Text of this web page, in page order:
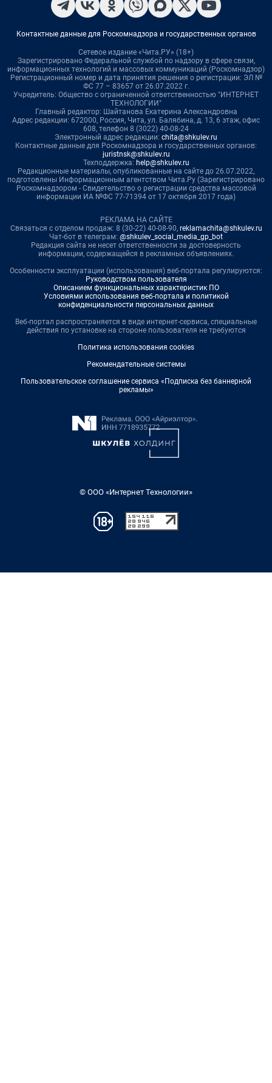
Контактные данные для Роскомнадзора и государственных органов
Сетевое издание «Чита.РУ» (18+)
Зарегистрировано Федеральной службой по надзору в сфере связи,
информационных технологий и массовых коммуникаций (Роскомнадзор)
Регистрационный номер и дата принятия решения о регистрации: ЭЛ №
ФС 77 – 83657 от 26.07.2022 г.
Учредитель: Общество с ограниченной ответственностью "ИНТЕРНЕТ
ТЕХНОЛОГИИ"
Главный редактор: Шайтанова Екатерина Александровна
Адрес редакции: 672000, Россия, Чита, ул. Балябина, д. 13, 6 этаж, офис
608, телефон 8 (3022) 40-08-24
Электронный адрес редакции: chita@shkulev.ru
Контактные данные для Роскомнадзора и государственных органов:
juristnsk@shkulev.ru
Техподдержка: help@shkulev.ru
Редакционные материалы, опубликованные на сайте до 26.07.2022,
подготовлены Информационным агентством Чита.Ру (Зарегистрировано
Роскомнадзором - Свидетельство о регистрации средства массовой
информации ИА №ФС 77-71394 от 17 октября 2017 года)
РЕКЛАМА НА САЙТЕ
Связаться с отделом продаж: 8 (30-22) 40-08-90, reklamachita@shkulev.ru
Чат-бот в телеграм: @shkulev_social_media_gp_bot
Редакция сайта не несет ответственности за достоверность
информации, содержащейся в рекламных объявлениях.
Особенности эксплуатации (использования) веб-портала регулируются:
Руководством пользователя
Описанием функциональных характеристик ПО
Условиями использования веб-портала и политикой
конфиденциальности персональных данных
Веб-портал распространяется в виде интернет-сервиса, специальные
действия по установке на стороне пользователя не требуются
Политика использования cookies
Рекомендательные системы
Пользовательское соглашение сервиса «Подписка без баннерной
рекламы»
© ООО «Интернет Технологии»